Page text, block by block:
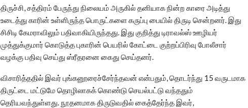
திருச்சி, சத்திரம் பேருந்து நிலையம் அருகில் தனியாக நின்ற காரை அடித்து
உடைத்து காரின் உள்ளிருந்த பொருட்களை கருப்பு பையில் திருடி சென்றனர். இது
சிசிடி கேமராவிலும் பதிவாகியிருந்தது. இது குறித்து டிராவல்ஸ் ஊழியர்
முத்துக்குமார் கொடுத்த புகாரின் பெயரில் கோட்டை குற்றப்பிரிவு போலீசார்
வழக்கு பதிவு செய்து ஸ்ரீதரனை கைது செய்தனர்.
விசாரித்ததில் இவர் புங்கனூரைச்சேர்ந்தவன் என்பதும், தொடர்ந்து 15 வருடமாக
திருட்டை மட்டுமே தொழிலாகக் கொண்டு செயல்பட்டு வந்ததும்
தெரியவந்துள்ளது. நூதனமாக திருடுவதில் கைத்தேர்ந்த இவர்,